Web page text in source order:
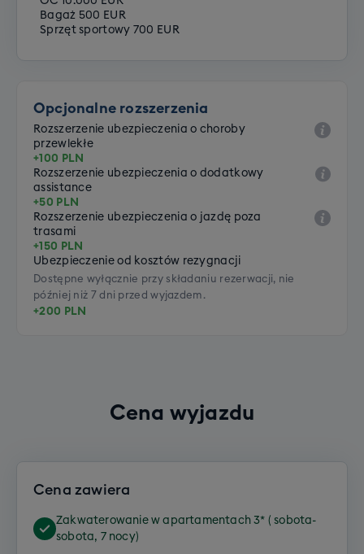
Bagaż 500 EUR
Sprzęt sportowy 700 EUR
Opcjonalne rozszerzenia
Rozszerzenie ubezpieczenia o choroby
przewlekłe
+100 PLN
Rozszerzenie ubezpieczenia o dodatkowy
assistance
+50 PLN
Rozszerzenie ubezpieczenia o jazdę poza
trasami
+150 PLN
Ubezpieczenie od kosztów rezygnacji
Dostępne wyłącznie przy składaniu rezerwacji, nie
później niż 7 dni przed wyjazdem.
+200 PLN
Cena wyjazdu
Cena zawiera
Zakwaterowanie w apartamentach 3* ( sobota-
sobota, 7 nocy)